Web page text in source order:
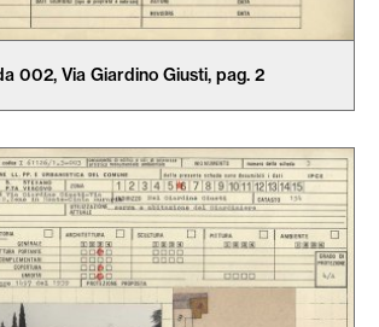
002, Via Giardino Giusti, pag. 2